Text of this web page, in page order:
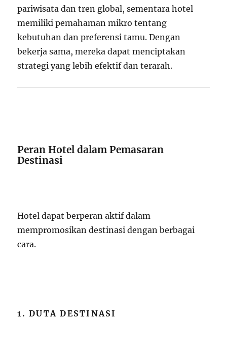
pariwisata dan tren global, sementara hotel
memiliki pemahaman mikro tentang
kebutuhan dan preferensi tamu. Dengan
bekerja sama, mereka dapat menciptakan
strategi yang lebih efektif dan terarah.
Peran Hotel dalam Pemasaran
Destinasi
Hotel dapat berperan aktif dalam
mempromosikan destinasi dengan berbagai
cara.
1. DUTA DESTINASI